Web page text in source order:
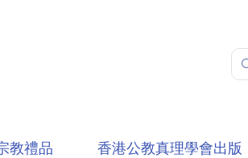
教禮品 香港公教真理學會出版